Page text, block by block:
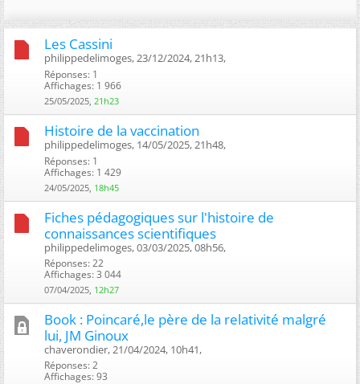
Les Cassini
philippedelimoges, 23/12/2024, 21h13, ‎
Réponses: 1
Affichages: 1 966
25/05/2025, 21h23
Histoire de la vaccination
philippedelimoges, 14/05/2025, 21h48, ‎
Réponses: 1
Affichages: 1 429
24/05/2025, 18h45
Fiches pédagogiques sur l'histoire de
connaissances scientifiques
philippedelimoges, 03/03/2025, 08h56, ‎
Réponses: 22
Affichages: 3 044
07/04/2025, 12h27
Book : Poincaré,le père de la relativité malgré
lui, JM Ginoux
chaverondier, 21/04/2024, 10h41, ‎
Réponses: 2
Affichages: 93